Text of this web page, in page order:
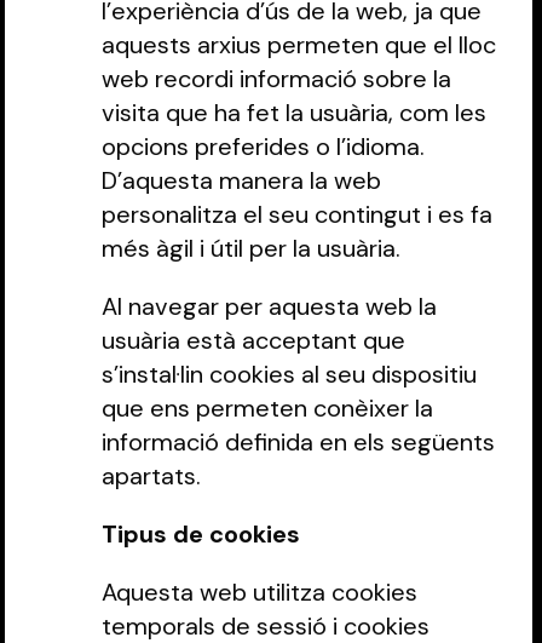
l’experiència d’ús de la web, ja que
aquests arxius permeten que el lloc
web recordi informació sobre la
visita que ha fet la usuària, com les
opcions preferides o l’idioma.
D’aquesta manera la web
personalitza el seu contingut i es fa
més àgil i útil per la usuària.
Al navegar per aquesta web la
usuària està acceptant que
s’instal·lin cookies al seu dispositiu
que ens permeten conèixer la
informació definida en els següents
apartats.
Tipus de cookies
Aquesta web utilitza cookies
temporals de sessió i cookies